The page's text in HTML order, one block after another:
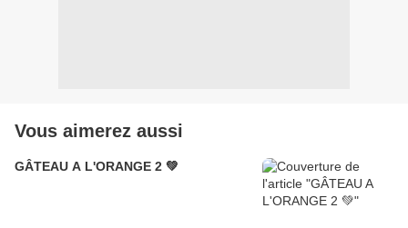
Vous aimerez aussi
GÂTEAU A L'ORANGE 2 💚